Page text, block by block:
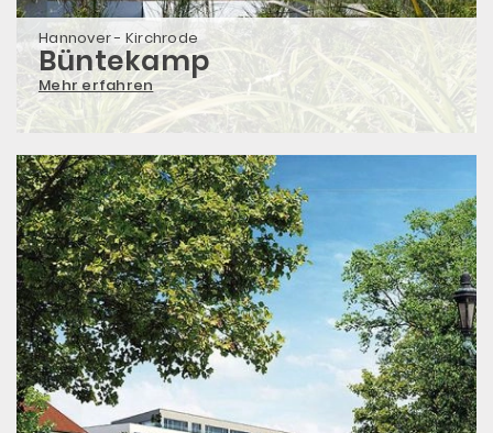
Hannover - Kirchrode
Büntekamp
Mehr erfahren